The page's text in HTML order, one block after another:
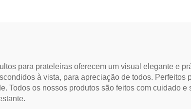
para prateleiras oferecem um visual elegante e
à vista, para apreciação de todos.
Todos os nossos produtos são feitos com cuidado